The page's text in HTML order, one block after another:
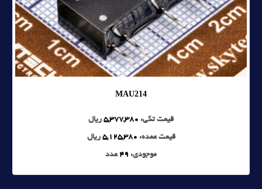
MAU214
قیمت تکی: 5,377,380 ریال
قیمت عمده: 5,125,380 ریال
موجودی: 49 عدد